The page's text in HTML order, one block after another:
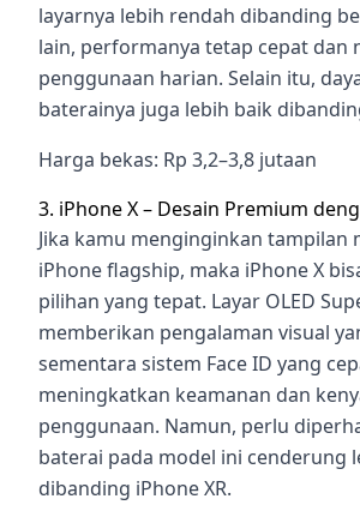
layarnya lebih rendah dibanding
lain, performanya tetap cepat dan
penggunaan harian. Selain itu,
baterainya juga lebih baik
Harga bekas: Rp 3,2–3,8 jutaan
3. iPhone X – Desain Premium
Jika kamu menginginkan tampilan
iPhone flagship, maka iPhone X
pilihan yang tepat. Layar OLED
memberikan pengalaman visual
sementara sistem Face ID yang
meningkatkan keamanan dan
penggunaan. Namun, perlu
baterai pada model ini cenderung
dibanding iPhone XR.